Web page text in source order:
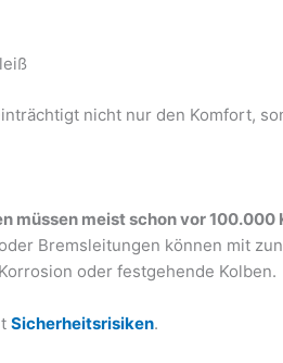
nicht nur den Komfort,
müssen meist schon vor
Bremsleitungen können mit
oder festgehende Kolben.
Sicherheitsrisiken.